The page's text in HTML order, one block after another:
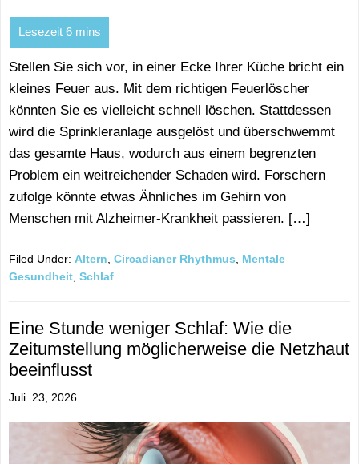
Stellen Sie sich vor, in einer Ecke Ihrer Küche bricht ein
kleines Feuer aus. Mit dem richtigen Feuerlöscher
könnten Sie es vielleicht schnell löschen. Stattdessen
wird die Sprinkleranlage ausgelöst und überschwemmt
das gesamte Haus, wodurch aus einem begrenzten
Problem ein weitreichender Schaden wird. Forschern
zufolge könnte etwas Ähnliches im Gehirn von
Menschen mit Alzheimer-Krankheit passieren. […]
Filed Under: Altern Circadianer Rhythmus
Mentale
Gesundheit Schlaf
Eine Stunde weniger Schlaf: Wie die
Zeitumstellung möglicherweise die Netzhaut
beeinflusst
Juli. 23, 2026